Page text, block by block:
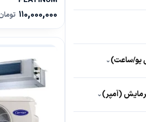
555
1
یو/ساعت)⌄
18
(آمپر)⌄
1
110,000,000